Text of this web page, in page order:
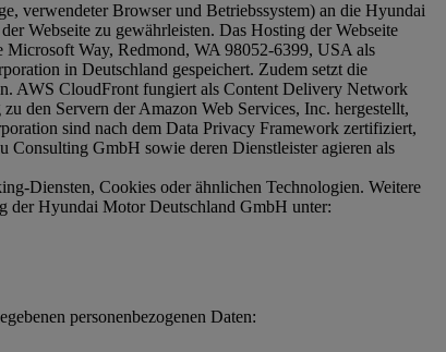
verwendeter Browser und Betriebssystem) an die Hyundai
Webseite zu gewährleisten. Das Hosting der Webseite
Way, Redmond, WA 98052-6399, USA als
in Deutschland gespeichert. Zudem setzt die
AWS CloudFront fungiert als Content Delivery Network
den Servern der Amazon Web Services, Inc. hergestellt,
sind nach dem Data Privacy Framework zertifiziert,
Consulting GmbH sowie deren Dienstleister agieren als
Diensten, Cookies oder ähnlichen Technologien. Weitere
der Hyundai Motor Deutschland GmbH unter:
personenbezogenen Daten: